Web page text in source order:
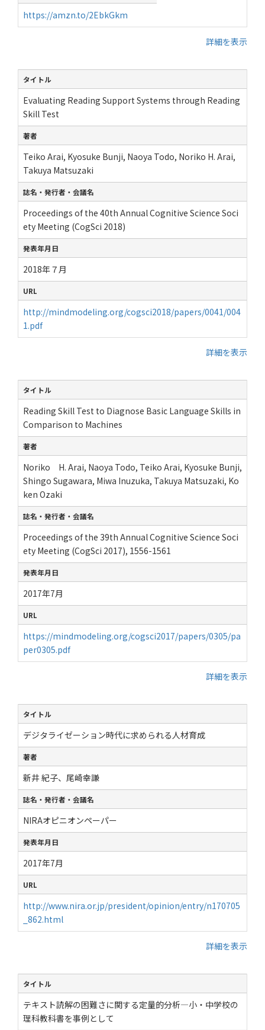
https://amzn.to/2EbkGkm
詳細を表示
タイトル
Evaluating Reading Support Systems through Reading
Skill Test
著者
Teiko Arai, Kyosuke Bunji, Naoya Todo, Noriko H. Arai,
Takuya Matsuzaki
誌名・発行者・会議名
Proceedings of the 40th Annual Cognitive Science Soci
ety Meeting (CogSci 2018)
発表年月日
2018年７月
URL
http://mindmodeling.org/cogsci2018/papers/0041/004
1.pdf
詳細を表示
タイトル
Reading Skill Test to Diagnose Basic Language Skills in
Comparison to Machines
著者
Noriko H. Arai, Naoya Todo, Teiko Arai, Kyosuke Bunji,
Shingo Sugawara, Miwa Inuzuka, Takuya Matsuzaki, Ko
ken Ozaki
誌名・発行者・会議名
Proceedings of the 39th Annual Cognitive Science Soci
ety Meeting (CogSci 2017), 1556-1561
発表年月日
2017年7月
URL
https://mindmodeling.org/cogsci2017/papers/0305/pa
per0305.pdf
詳細を表示
タイトル
デジタライゼーション時代に求められる人材育成
著者
新井 紀子、尾崎幸謙
誌名・発行者・会議名
NIRAオピニオンペーパー
発表年月日
2017年7月
URL
http://www.nira.or.jp/president/opinion/entry/n170705
_862.html
詳細を表示
タイトル
テキスト読解の困難さに関する定量的分析―小・中学校の
理科教科書を事例として